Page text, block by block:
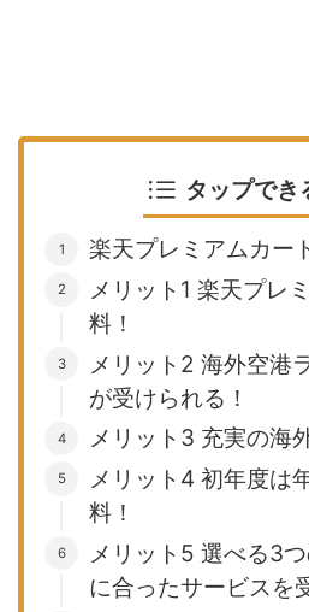
タップでき
楽天プレミアムカー
メリット1 楽天プレ
料！
メリット2 海外空港
が受けられる！
メリット3 充実の海
メリット4 初年度は
料！
メリット5 選べる3
に合ったサービスを